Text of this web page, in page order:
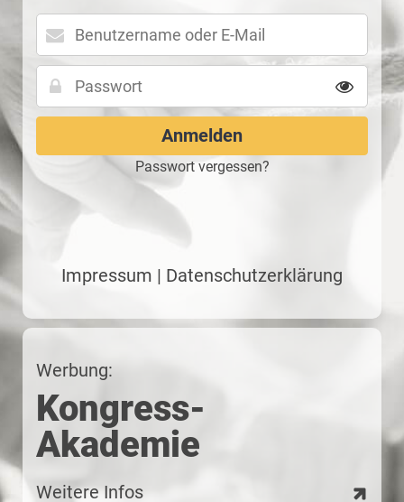
Passwort vergessen?
Impressum | Datenschutzerklärung
Werbung:
Kongress-
Akademie
Weitere Infos